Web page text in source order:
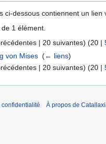
ci-dessous contiennent un lien
1 élément.
| 20 suivantes) (20 |
von Mises ‎(← liens)
| 20 suivantes) (20 |
confidentialité À propos de